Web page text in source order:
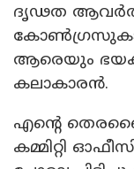
ദൃഢത
ആരെയും
കലാകാരൻ.
എന്റെ
കമ്മിറ്റി